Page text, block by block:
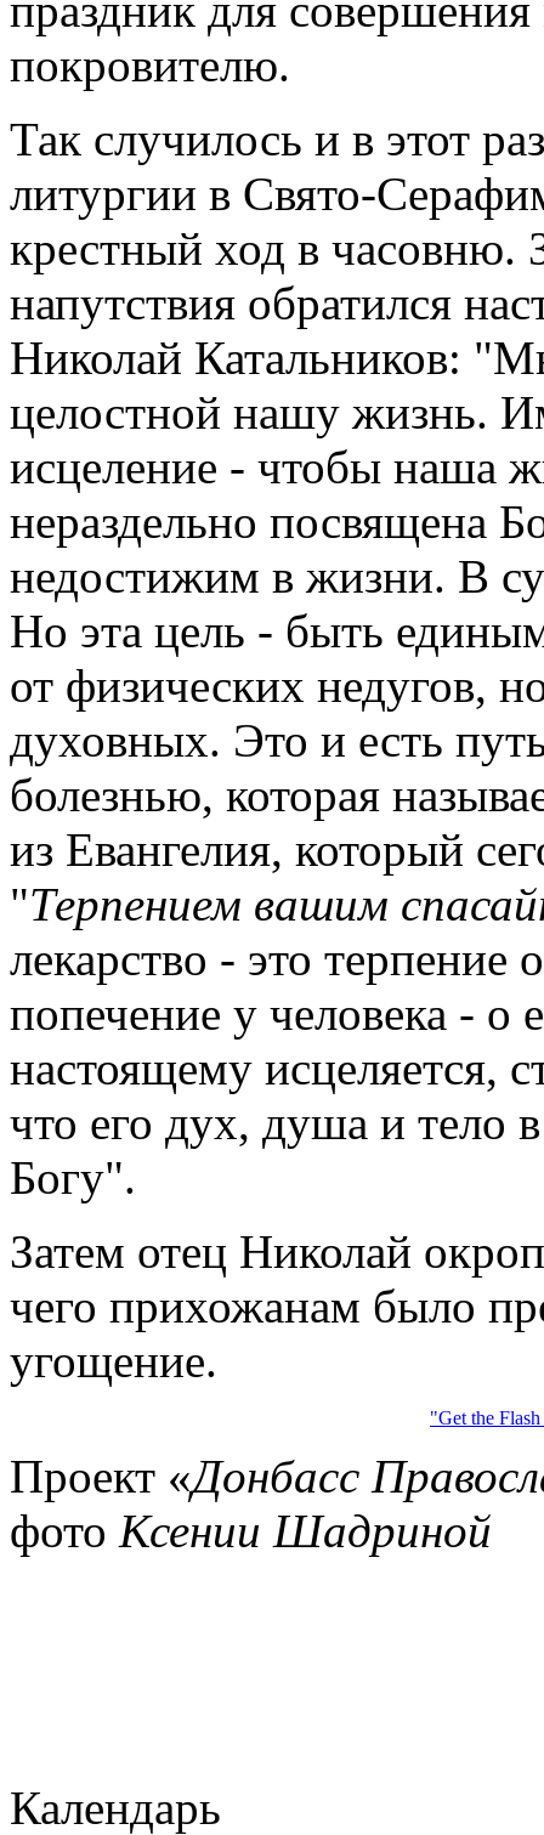
покровителю.
Так случилось и в этот
литургии в Свято-
крестный ход в часовню.
напутствия обратился
Николай Катальников:
целостной нашу жизнь.
исцеление - чтобы наша
нераздельно посвящена
недостижим в жизни. В
Но эта цель - быть
от физических недугов,
духовных. Это и есть
болезнью, которая
из Евангелия, который
"Терпением вашим
лекарство - это терпение
попечение у человека - о
настоящему исцеляется,
что его дух, душа и тело
Богу".
Затем отец Николай
чего прихожанам было
угощение.
"Get the
Проект «Донбасс
фото Ксении Шадриной
Календарь